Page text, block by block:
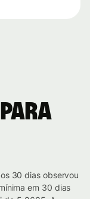
para
30 dias observou
em 30 dias